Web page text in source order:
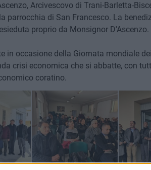
Arcivescovo di Trani-Barletta-
parrocchia di San Francesco. La
proprio da Monsignor D'Ascenzo.
in occasione della Giornata mondiale
crisi economica che si abbatte, con
coratino.